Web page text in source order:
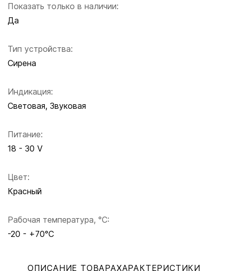
Показать только в наличии:
Да
Тип устройства:
Сирена
Индикация:
Световая, Звуковая
Питание:
18 - 30 V
Цвет:
Красный
Рабочая температура, °C:
-20 - +70°C
ОПИСАНИЕ ТОВАРАХАРАКТЕРИСТИКИ